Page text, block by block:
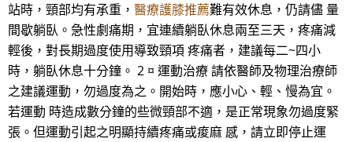
站時，頸部均有承重， 醫療護膝推薦難有效休息，仍請儘 量
間歇躺臥。急性劇痛期，宜連續躺臥休息兩至三天，疼痛減
輕後，對長期過度使用導致頸項 疼痛者，建議每二~四小
時，躺臥休息十分鐘。 2 ¤ 運動治療 請依醫師及物理治療師
之建議運動，勿過度為之。開始時，應小心、輕、慢為宜。
若運動 時造成數分鐘的些微頸部不適，是正常現象勿過度緊
張。但運動引起之明顯持續疼痛或痠麻 感，請立即停止運